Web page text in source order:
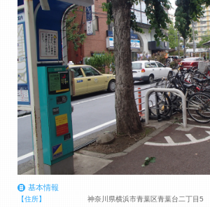
基本情報
【住所】
神奈川県横浜市青葉区青葉台二丁目5